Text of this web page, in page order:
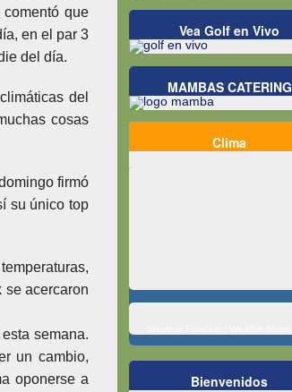
que
en el par 3
del día.
del
cosas
firmó
su único top
se acercaron
semana.
un cambio,
oponerse a
Vea Golf en Vivo
MAMBAS CATERING
Clima
Bienvenidos